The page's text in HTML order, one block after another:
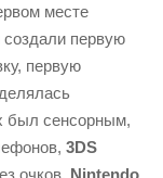
месте
создали первую
первую
был сенсорным,
3DS
очков. Nintendo